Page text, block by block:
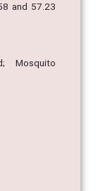
and 57.23
Mosquito